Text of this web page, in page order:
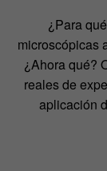
¿Para
microscópicas
¿Ahora qué?
reales de
aplicación